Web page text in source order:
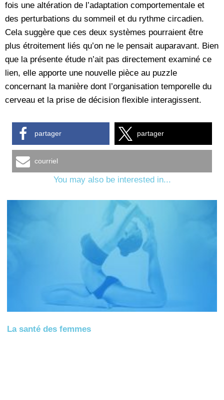
fois une altération de l’adaptation comportementale et
des perturbations du sommeil et du rythme circadien.
Cela suggère que ces deux systèmes pourraient être
plus étroitement liés qu’on ne le pensait auparavant. Bien
que la présente étude n’ait pas directement examiné ce
lien, elle apporte une nouvelle pièce au puzzle
concernant la manière dont l’organisation temporelle du
cerveau et la prise de décision flexible interagissent.
partager partager
courriel
You may also be interested in...
La santé des femmes